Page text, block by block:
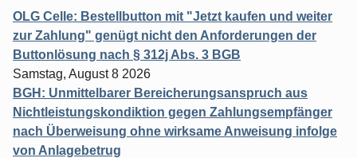
OLG Celle: Bestellbutton mit "Jetzt kaufen und weiter
zur Zahlung" genügt nicht den Anforderungen der
Buttonlösung nach § 312j Abs. 3 BGB
Samstag, August 8 2026
BGH: Unmittelbarer Bereicherungsanspruch aus
Nichtleistungskondiktion gegen Zahlungsempfänger
nach Überweisung ohne wirksame Anweisung infolge
von Anlagebetrug